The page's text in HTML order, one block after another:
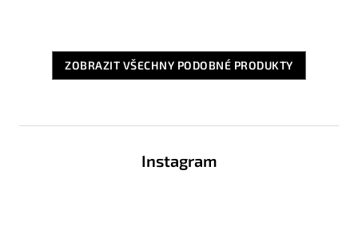
ZOBRAZIT VŠECHNY PODOBNÉ PRODUKTY
Instagram